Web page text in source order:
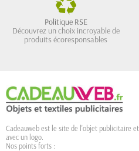
Politique RSE
Découvrez un choix incroyable de
produits écoresponsables
Cadeauweb est le site de l'objet publicitaire
avec un logo.
Nos points forts :